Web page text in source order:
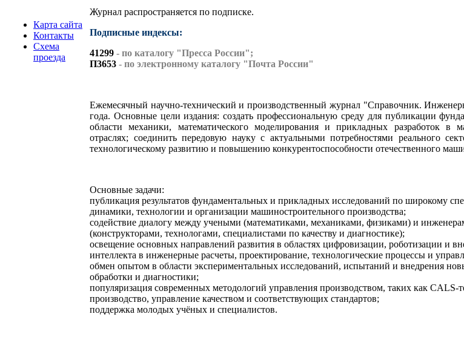
Карта сайта
Контакты
Схема
проезда
Журнал распространяется по подписке.
Подписные индексы:
41299 - по каталогу "Пресса России";
П3653 - по электронному каталогу "Почта России"
Ежемесячный научно-технический и производственный журнал "Справочник.
года. Основные цели издания: создать профессиональную среду для публикации
области механики, математического моделирования и прикладных разработок в
отраслях; соединить передовую науку с актуальными потребностями реального
технологическому развитию и повышению конкурентоспособности отечественного
Основные задачи:
публикация результатов фундаментальных и прикладных исследований по широкому
динамики, технологии и организации машиностроительного производства;
содействие диалогу между учеными (математиками, механиками, физиками) и
(конструкторами, технологами, специалистами по качеству и диагностике);
освещение основных направлений развития в областях цифровизации, роботизации и
интеллекта в инженерные расчеты, проектирование, технологические процессы и
обмен опытом в области экспериментальных исследований, испытаний и внедрения
обработки и диагностики;
популяризация современных методологий управления производством, таких как CALS-
производство, управление качеством и соответствующих стандартов;
поддержка молодых учёных и специалистов.